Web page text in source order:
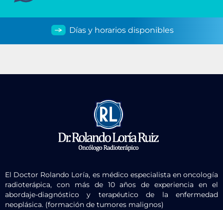
Días y horarios disponibles
El Doctor Rolando Loría, es médico especialista en oncología
radioterápica, con más de 10 años de experiencia en el
abordaje-diagnóstico y terapéutico de la enfermedad
neoplásica. (formación de tumores malignos)